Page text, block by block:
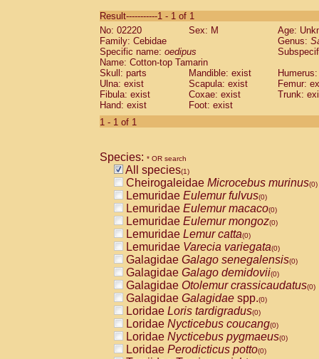
CebidaeSaguinus labiatus(0)
Cebidae Saguinus leucopus (0)
Cebidae
CebidaeSaguinus mystax
Cebidae Saguinus nigricollis (0)
Cebidae Saguinus oedipus
Cebidae Saguinus weddelli
Cebidae Saguinusspp.
Cebidae
CebidaeCebus capucinus
CebidaeCebus nigrivittatus
CebidaeCebus spp.(0)
CebidaeSaimiri boliviensis(0)
CebidaeSaimiri sciureus(0)
AtelidaeAlouatta caraya(0)
AtelidaeAlouatta fusca(0)
AtelidaeAlouatta seniculus(0)
AtelidaeAlouattaspp.(0)
AtelidaeAteles belzebuth(0)
AtelidaeAteles geoffroyi(0)
AtelidaeAteles paniscus(0)
AtelidaeAtelesspp.(0)
AtelidaeLagothrix lagothricha(0)
AtelidaeLagothrix lagothricha cana
PitheciidaeCacajao calvus
Result-----------1 - 1 of 1
No: 02220
Sex: M
Age:
Family: Cebidae
Genus:
Specific name: oedipus
Name: Cotton-top Tamarin
Skull: parts
Mandible: exist
Ulna: exist
Scapula: exist
Femur:
Fibula: exist
Coxae: exist
Trunk:
Hand: exist
Foot: exist
1 - 1 of 1
Species: * OR search
All species(1)
Cheirogaleidae Microcebus murinus(0)
Lemuridae Eulemur fulvus(0)
Lemuridae Eulemur macaco(0)
Lemuridae Eulemur mongoz(0)
Lemuridae Lemur catta(0)
Lemuridae Varecia variegata(0)
Galagidae Galago senegalensis(0)
Galagidae Galago demidovii(0)
Galagidae Otolemur crassicaudatus(0)
Galagidae Galagidae spp.(0)
Loridae Loris tardigradus(0)
Loridae Nycticebus coucang(0)
Loridae Nycticebus pygmaeus(0)
Loridae Perodicticus potto(0)